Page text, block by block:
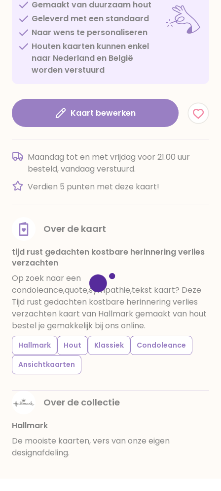
Gemaakt van duurzaam hout
Geleverd met een standaard
Naar wens te personaliseren
Houten kaarten kunnen enkel
naar Nederland en België
worden verstuurd
Kaart bewerken
Maandag tot en met vrijdag voor 21.00 uur
besteld, vandaag verstuurd.
Verdien 5 punten met deze kaart!
Over de kaart
tijd rust gedachten kostbare herinnering verlies
verzachten
Op zoek naar een
condoleance,quote,sympathie,tekst kaart? Deze
Tijd rust gedachten kostbare herinnering verlies
verzachten kaart van Hallmark gemaakt van hout
bestel je gemakkelijk bij ons online.
Hallmark Hout Klassiek
Condoleance
Ansichtkaarten
Over de collectie
Hallmark
De mooiste kaarten, vers van onze eigen
designafdeling.